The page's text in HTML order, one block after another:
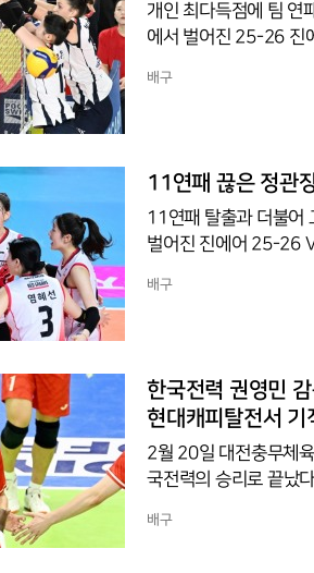
개인 최다득점에 팀 연
에서 벌어진 25-26 진
성공률 40.9%를 기록
여고 시절 여자 배구
전하던 박여
배구
11연패 끊은 정관
11연패 탈출과 더불어
벌어진 진에어 25-26
가루를 뿌렸다는 점에
효서가 나섰고 흥국생
섰다.1세트
배구
한국전력 권영민
현대캐피탈전서 기
2월 20일 대전충무체
국전력의 승리로 끝났
혔다. 부상에서 복귀
배구